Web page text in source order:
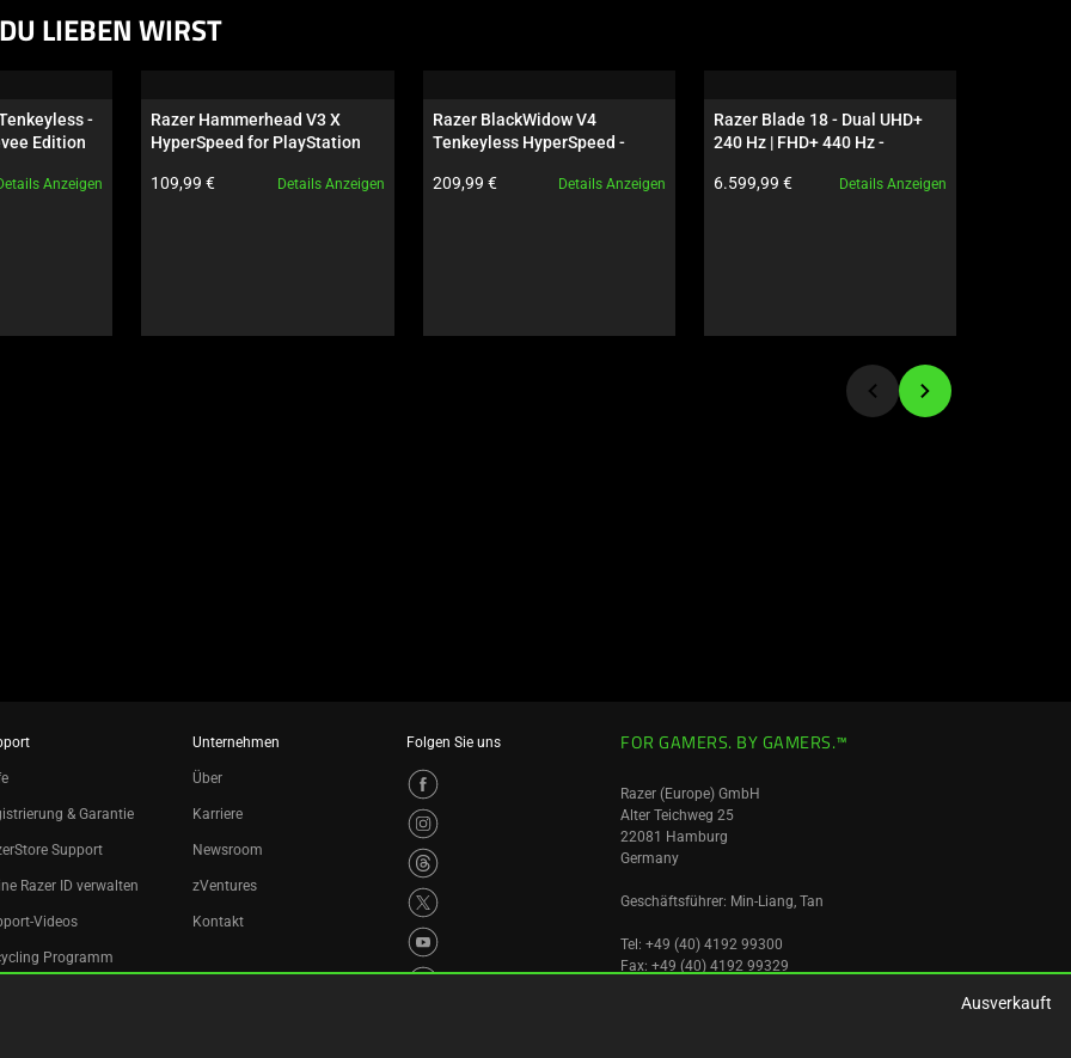
LIEBEN WIRST
-
Edition
Anzeigen
Razer Hammerhead V3 X
HyperSpeed for PlayStation
Produktpreis:
109,99 € Details Anzeigen
Razer BlackWidow V4
Tenkeyless HyperSpeed -
Wuthering Waves Edition
Produktpreis:
209,99 € Details Anzeigen
Razer Blade 18 - Dual UHD+
240 Hz | FHD+ 440 Hz -
Produktpreis:
6.599,99 € Details Anzeigen
& Garantie
Support
Razer ID verwalten
Videos
Programm
Unternehmen
Über
Karriere
Newsroom
zVentures
Kontakt
Folgen Sie uns FOR GAMERS. BY GAMERS.™
Razer (Europe) GmbH
Alter Teichweg 25
22081 Hamburg
Germany
Geschäftsführer: Min-Liang, Tan
Tel: +49 (40) 4192 99300
Fax: +49 (40) 4192 99329